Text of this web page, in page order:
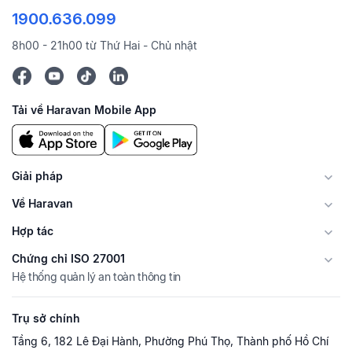
1900.636.099
8h00 - 21h00 từ Thứ Hai - Chủ nhật
Tải về Haravan Mobile App
Giải pháp
Về Haravan
Hợp tác
Chứng chỉ ISO 27001
Hệ thống quản lý an toàn thông tin
Trụ sở chính
Tầng 6, 182 Lê Đại Hành, Phường Phú Thọ, Thành phố Hồ Chí